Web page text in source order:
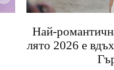
Най-
лято 2026 е